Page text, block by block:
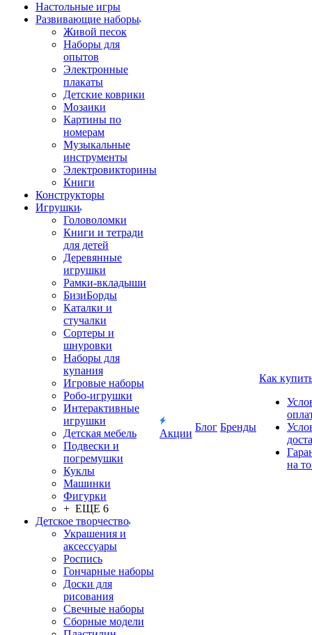
Настольные игры
Развивающие наборы
Живой песок
Наборы для
опытов
Электронные
плакаты
Детские коврики
Мозаики
Картины по
номерам
Музыкальные
инструменты
Электровикторины
Книги
Конструкторы
Игрушки
Головоломки
Книги и тетради
для детей
Деревянные
игрушки
Рамки-вкладыши
БизиБорды
Каталки и
стучалки
Сортеры и
шнуровки
Наборы для
купания
Игровые наборы
Робо-игрушки
Интерактивные
игрушки
Детская мебель
Подвески и
погремушки
Куклы
Машинки
Фигурки
+ ЕЩЕ 6
Детское творчество
Украшения и
аксессуары
Роспись
Гончарные наборы
Доски для
рисования
Свечные наборы
Сборные модели
Акции
Блог Бренды
Как
на